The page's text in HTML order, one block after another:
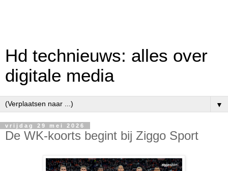
Hd technieuws: alles over
digitale media
▼
vrijdag 29 mei 2026
De WK-koorts begint bij Ziggo Sport